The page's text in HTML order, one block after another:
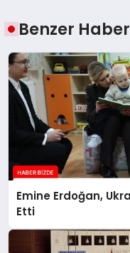
Benzer
Emine Erdoğan,
Etti